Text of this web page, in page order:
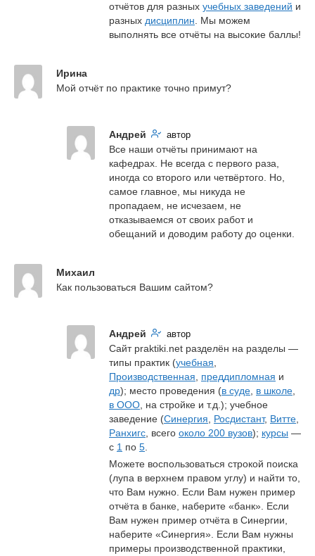
отчётов для разных учебных заведений и
разных дисциплин. Мы можем
выполнять все отчёты на высокие баллы!
Ирина
Мой отчёт по практике точно примут?
Андрей автор
Все наши отчёты принимают на
кафедрах. Не всегда с первого раза,
иногда со второго или четвёртого. Но,
самое главное, мы никуда не
пропадаем, не исчезаем, не
отказываемся от своих работ и
обещаний и доводим работу до оценки.
Михаил
Как пользоваться Вашим сайтом?
Андрей автор
Сайт praktiki.net разделён на разделы —
типы практик (учебная
Производственная, преддипломная
др); место проведения (в суде, в школе
в ООО, на стройке и т.д.); учебное
заведение (Синергия, Росдистант, Витте
Ранхигс, всего около 200 вузов); курсы —
с 1 по 5.
Можете воспользоваться строкой поиска
(лупа в верхнем правом углу) и найти то,
что Вам нужно. Если Вам нужен пример
отчёта в банке, наберите «банк». Если
Вам нужен пример отчёта в Синергии,
наберите «Синергия». Если Вам нужны
примеры производственной практики,